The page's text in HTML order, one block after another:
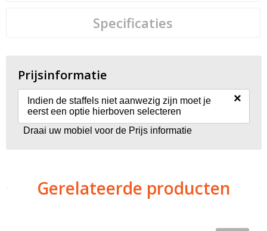
Specificaties
Prijsinformatie
Indien de staffels niet aanwezig zijn moet je
eerst een optie hierboven selecteren
×
Draai uw mobiel voor de Prijs informatie
Gerelateerde producten